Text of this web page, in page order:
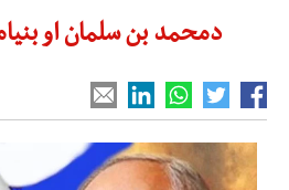
دمحمد بن سلمان او